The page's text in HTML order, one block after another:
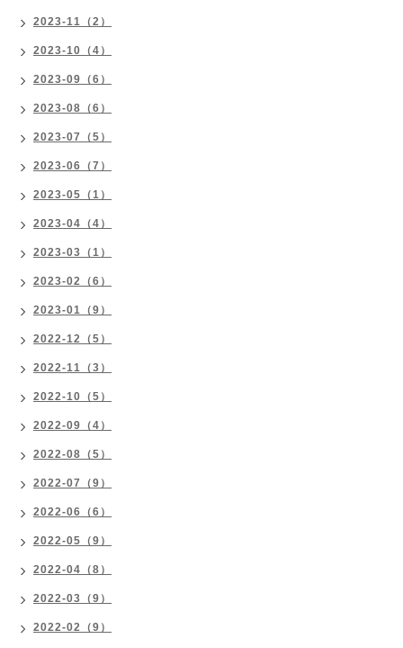
2023-11（2）
2023-10（4）
2023-09（6）
2023-08（6）
2023-07（5）
2023-06（7）
2023-05（1）
2023-04（4）
2023-03（1）
2023-02（6）
2023-01（9）
2022-12（5）
2022-11（3）
2022-10（5）
2022-09（4）
2022-08（5）
2022-07（9）
2022-06（6）
2022-05（9）
2022-04（8）
2022-03（9）
2022-02（9）